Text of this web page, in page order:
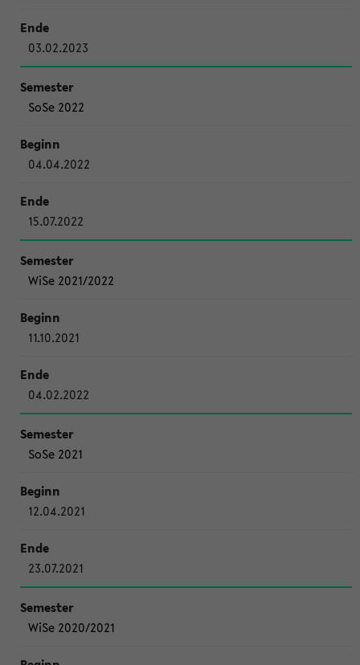
03.02.2023
SoSe 2022
04.04.2022
15.07.2022
WiSe 2021/2022
11.10.2021
04.02.2022
SoSe 2021
12.04.2021
23.07.2021
WiSe 2020/2021